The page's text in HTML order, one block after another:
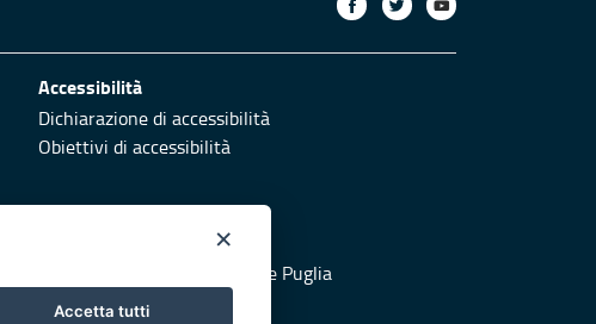
Accessibilità
Dichiarazione di accessibilità
Obiettivi di accessibilità
Vai al sito di Protezione Civile Puglia
×
Accetta tutti